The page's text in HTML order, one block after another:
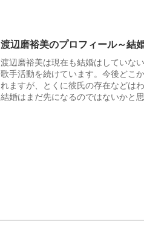
渡辺磨裕美のプロフィール～結
渡辺磨裕美は現在も結婚はしていな
歌手活動を続けています。今後どこ
れますが、とくに彼氏の存在などは
結婚はまだ先になるのではないかと思